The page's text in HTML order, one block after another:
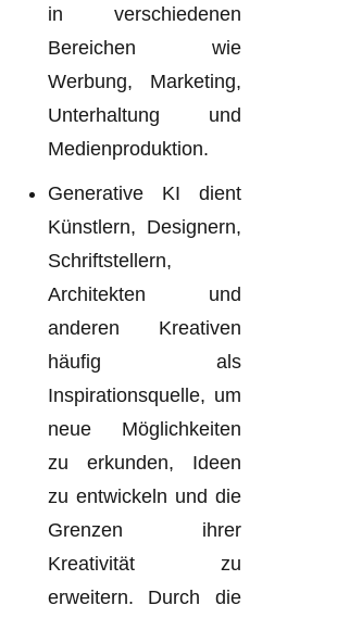
in verschiedenen
Bereichen wie
Werbung, Marketing,
Unterhaltung und
Medienproduktion.
Generative KI dient
Künstlern, Designern,
Schriftstellern,
Architekten und
anderen Kreativen
häufig als
Inspirationsquelle, um
neue Möglichkeiten
zu erkunden, Ideen
zu entwickeln und die
Grenzen ihrer
Kreativität zu
erweitern. Durch die